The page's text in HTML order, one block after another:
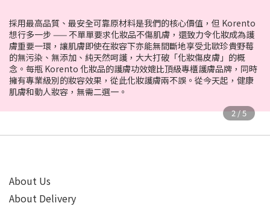
採用最高品質、最安全可靠原材料是我們的核心價值，但 Korento
想行多一步 —— 不單單要求化妝品不傷肌膚，還致力令化妝成為護
膚重要一環，讓肌膚即使在妝容下亦能無間斷地享受北歐珍貴野莓
的無污染、無添加、純天然呵護，大大打破「化妝傷皮膚」的概
念。每瓶 Korento 化妝品的護膚功效媲比頂級專櫃護膚品牌，同時
擁有專業級別的妝容效果，從此化妝護膚兩不誤。從今天起，健康
肌膚和動人妝容，無需二選一。
About Us
About Delivery